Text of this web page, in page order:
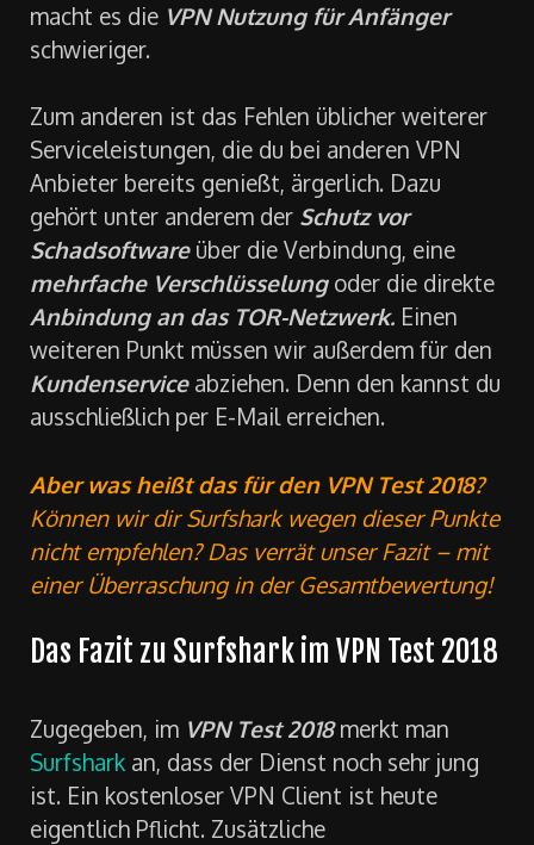
macht es die VPN Nutzung für Anfänger
schwieriger.
Zum anderen ist das Fehlen üblicher weiterer
Serviceleistungen, die du bei anderen VPN
Anbieter bereits genießt, ärgerlich. Dazu
gehört unter anderem der Schutz vor
Schadsoftwareüber die Verbindung, eine
mehrfache Verschlüsselung oder die direkte
Anbindung an das TOR-Netzwerk. Einen
weiteren Punkt müssen wir außerdem für den
Kundenserviceabziehen. Denn den kannst du
ausschließlich per E-Mail erreichen.
Aber was heißt das für den VPN Test 2018?
Können wir dir Surfshark wegen dieser Punkte
nicht empfehlen? Das verrät unser Fazit – mit
einer Überraschung in der Gesamtbewertung!
Das Fazit zu Surfshark im VPN Test 2018
Zugegeben, im VPN Test 2018merkt man
Surfshark an, dass der Dienst noch sehr jung
ist. Ein kostenloser VPN Client ist heute
eigentlich Pflicht. Zusätzliche